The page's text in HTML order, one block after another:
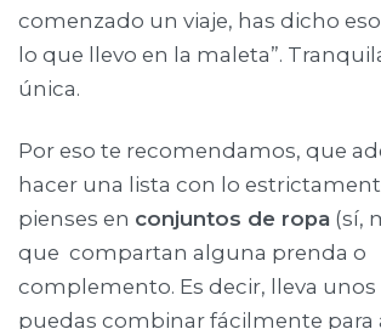
comenzado un viaje, has dicho eso
lo que llevo en la maleta”.
única.
Por eso te recomendamos, que
hacer una lista con lo
pienses en conjuntos de ropa (sí,
que compartan alguna prenda o
complemento. Es decir, lleva
puedas combinar fácilmente para